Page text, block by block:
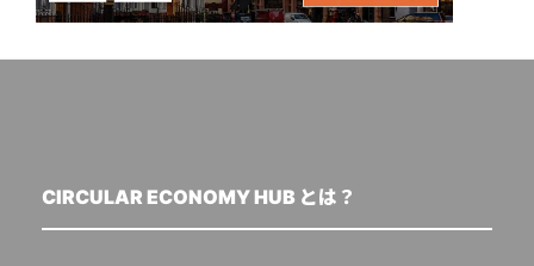
CIRCULAR ECONOMY HUB とは？